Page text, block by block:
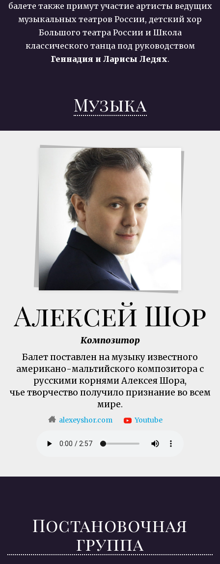
балете также примут участие артисты ведущих
музыкальных театров России, детский хор
Большого театра России и Школа
классического танца под руководством
Геннадия и Ларисы Ледях.
Музыка
Алексей Шор
Композитор
Балет поставлен на музыку известного
американо-мальтийского композитора с
русскими корнями Алексея Шора,
чье творчество получило признание во всем
мире.
alexeyshor.com Youtube
Постановочная
группа